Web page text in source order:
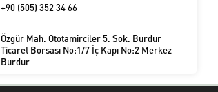
+90 (505) 352 34 66
Özgür Mah. Ototamirciler 5. Sok. Burdur
Ticaret Borsası No:1/7 İç Kapı No:2 Merkez
Burdur